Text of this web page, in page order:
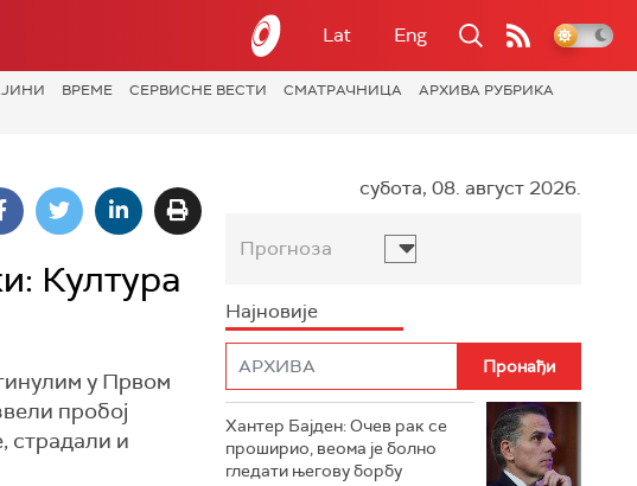
Lat Eng
ВРЕМЕ СЕРВИСНЕ ВЕСТИ СМАТРАЧНИЦА
АРХИВА РУБРИКА
Култура
у Првом
пробој
страдали и
субота, 08. август 2026.
Прогноза
Најновије
Хантер Бајден: Очев рак се
проширио, веома је болно
гледати његову борбу